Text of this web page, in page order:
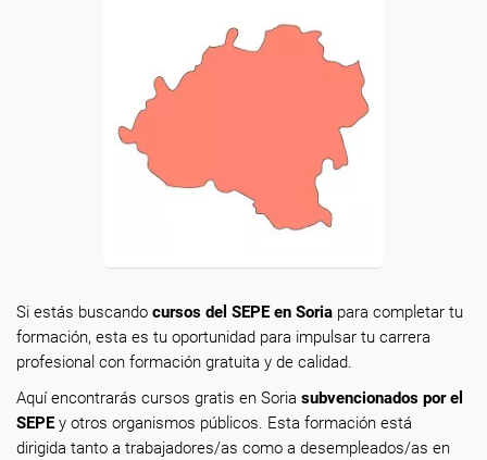
Si estás buscando cursos del SEPE en Soria para completar tu
formación, esta es tu oportunidad para impulsar tu carrera
profesional con formación gratuita y de calidad.
Aquí encontrarás cursos gratis en Soria subvencionados por el
SEPEy otros organismos públicos. Esta formación está
dirigida tanto a trabajadores/as como a desempleados/as en